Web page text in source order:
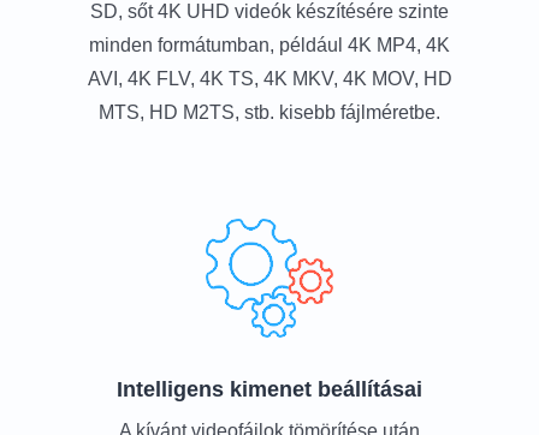
SD, sőt 4K UHD videók készítésére szinte
minden formátumban, például 4K MP4, 4K
AVI, 4K FLV, 4K TS, 4K MKV, 4K MOV, HD
MTS, HD M2TS, stb. kisebb fájlméretbe.
Intelligens kimenet beállításai